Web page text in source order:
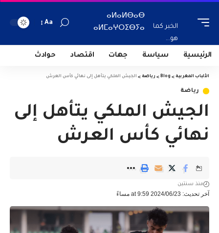
الخبر كما
هو...
ⴰⵍⴰⵍⴱⴰⴱ
ⴰⵍⵎⴰⵖⵔⵉⴱⵢⴰ
Aa
الرئيسية سياسة جهات اقتصاد حوادث
الألباب المغربية >
Blog
> رياضة > الجيش الملكي يتأهل إلى نهائي كأس العرش
رياضة
الجيش الملكي يتأهل إلى
نهائي كأس العرش
آخر تحديث: 2024/06/23 at 9:59 مساءً
منذ سنتين